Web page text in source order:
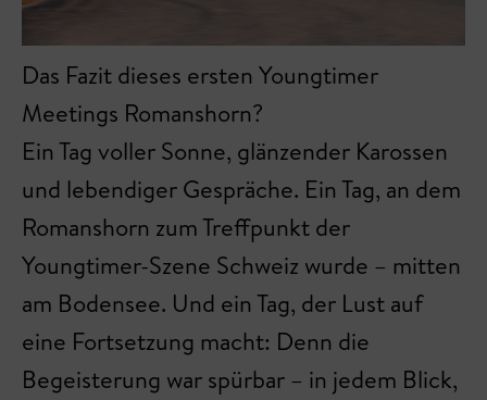
Das Fazit dieses ersten Youngtimer
Meetings Romanshorn?
Ein Tag voller Sonne, glänzender Karossen
und lebendiger Gespräche. Ein Tag, an dem
Romanshorn zum Treffpunkt der
Youngtimer-Szene Schweiz wurde – mitten
am Bodensee. Und ein Tag, der Lust auf
eine Fortsetzung macht: Denn die
Begeisterung war spürbar – in jedem Blick,